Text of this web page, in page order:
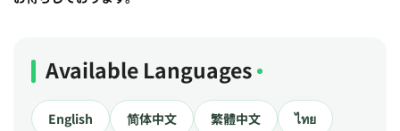
Available Languages
English 简体中文 繁體中文 ไทย